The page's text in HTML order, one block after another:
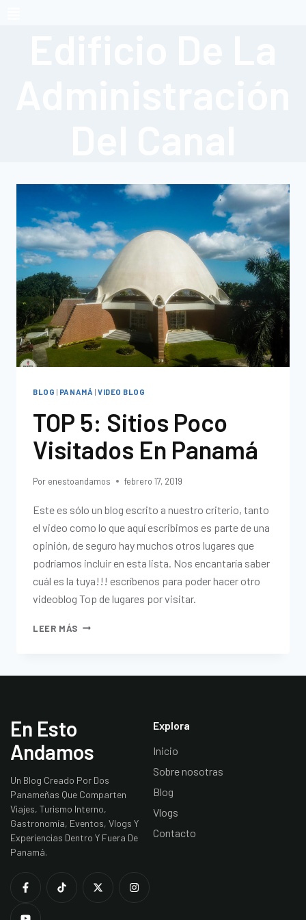
BLOG | PANAMÁ | VIDEO BLOG
TOP 5: Sitios Poco
Visitados En Panamá
Por enestoandamos febrero 17, 2019
Este es sólo un blog escrito a nuestro criterio, tanto
el video como lo que aquí escribimos es parte de una
opinión, de seguro hay muchos otros lugares que
podríamos incluir en esta lista. Nos encantaría saber
cuál es la tuya!!! escríbenos para poder hacer otro
videoblog Top de lugares por visitar.
LEER MÁS
En Esto
Andamos
Un Blog Creado Por Dos
Panameñas Que Comparten
Viajes, Turismo Interno,
Gastronomía, Eventos, Vlogs Y
Experiencias Dentro Y Fuera De
Panamá.
Explora
Inicio
Sobre nosotras
Blog
Vlogs
Contacto